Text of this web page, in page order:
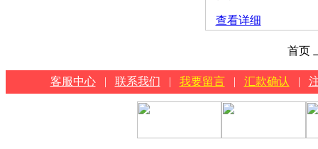
查看详细
首页
客服中心 | 联系我们 | 我要留言 | 汇款确认 |